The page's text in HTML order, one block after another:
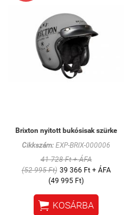
Brixton nyitott bukósisak szürke
Cikkszám: EXP-BRIX-000006
41 728 Ft + ÁFA
(52 995 Ft) 39 366 Ft + ÁFA
(49 995 Ft)
 KOSÁRBA